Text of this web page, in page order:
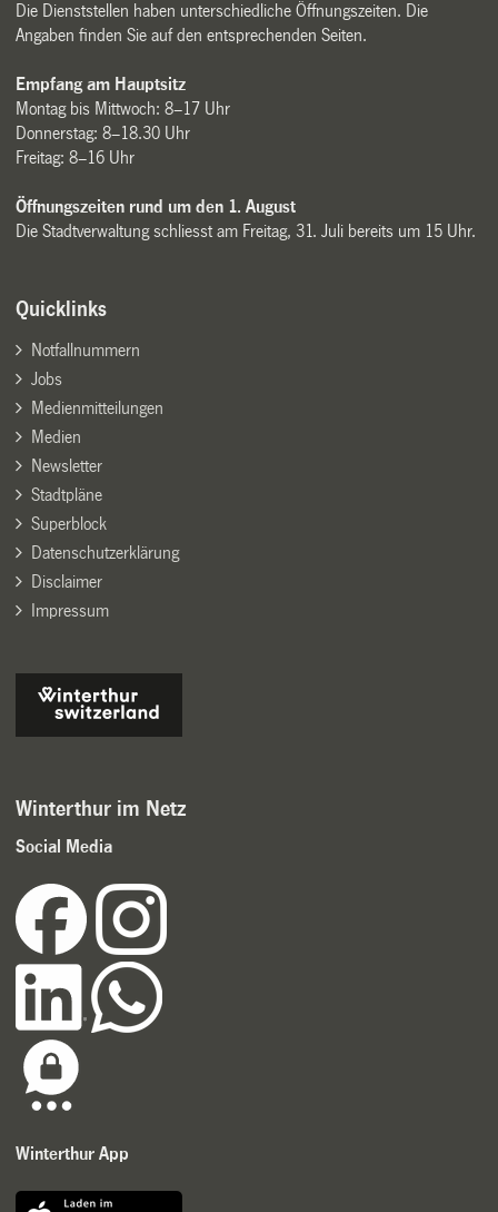
Die Dienststellen haben unterschiedliche Öffnungszeiten. Die
Angaben finden Sie auf den entsprechenden Seiten.
Empfang am Hauptsitz
Montag bis Mittwoch: 8–17 Uhr
Donnerstag: 8–18.30 Uhr
Freitag: 8–16 Uhr
Öffnungszeiten rund um den 1. August
Die Stadtverwaltung schliesst am Freitag, 31. Juli bereits um 15 Uhr.
Quicklinks
Notfallnummern
Jobs
Medienmitteilungen
Medien
Newsletter
Stadtpläne
Superblock
Datenschutzerklärung
Disclaimer
Impressum
Winterthur im Netz
Social Media
Winterthur App